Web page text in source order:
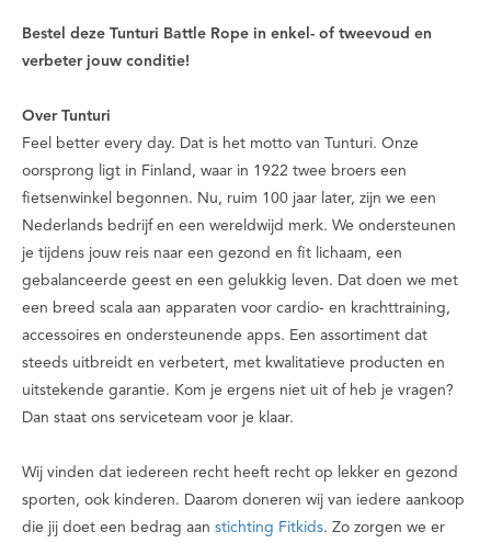
Bestel deze Tunturi Battle Rope in enkel- of tweevoud en
verbeter jouw conditie!
Over Tunturi
Feel better every day. Dat is het motto van Tunturi. Onze
oorsprong ligt in Finland, waar in 1922 twee broers een
fietsenwinkel begonnen. Nu, ruim 100 jaar later, zijn we een
Nederlands bedrijf en een wereldwijd merk. We ondersteunen
je tijdens jouw reis naar een gezond en fit lichaam, een
gebalanceerde geest en een gelukkig leven. Dat doen we met
een breed scala aan apparaten voor cardio- en krachttraining,
accessoires en ondersteunende apps. Een assortiment dat
steeds uitbreidt en verbetert, met kwalitatieve producten en
uitstekende garantie. Kom je ergens niet uit of heb je vragen?
Dan staat ons serviceteam voor je klaar.
Wij vinden dat iedereen recht heeft recht op lekker en gezond
sporten, ook kinderen. Daarom doneren wij van iedere aankoop
die jij doet een bedrag aan stichting Fitkids. Zo zorgen we er